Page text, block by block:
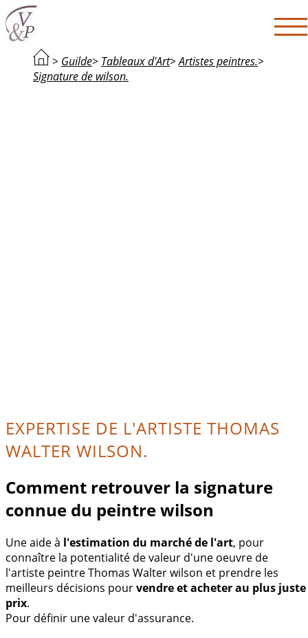
> Guilde> Tableaux d'Art>Artistes peintres.>
Signature de wilson.
EXPERTISE DE L'ARTISTE THOMAS
WALTER WILSON.
Comment retrouver la signature
connue du peintre wilson
Une aide à l'estimation du marché de l'art, pour
connaître la potentialité de valeur d'une oeuvre de
l'artiste peintre Thomas Walter wilson et prendre les
meilleurs décisions pourvendre et acheter au plus juste
prix.
Pour définir une valeur d'assurance.